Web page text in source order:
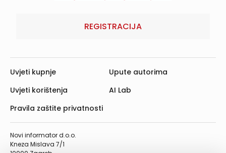
REGISTRACIJA
Novi informator d.o.o.
Kneza Mislava 7/1
Uvjeti kupnje
Uvjeti korištenja
Pravila zaštite privatnosti
Upute autorima
AI Lab